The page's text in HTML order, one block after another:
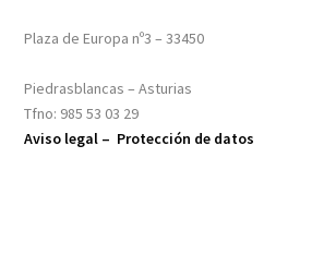
Plaza de Europa nº3 – 33450
Piedrasblancas – Asturias
Tfno: 985 53 03 29
Aviso legal – Protección de datos